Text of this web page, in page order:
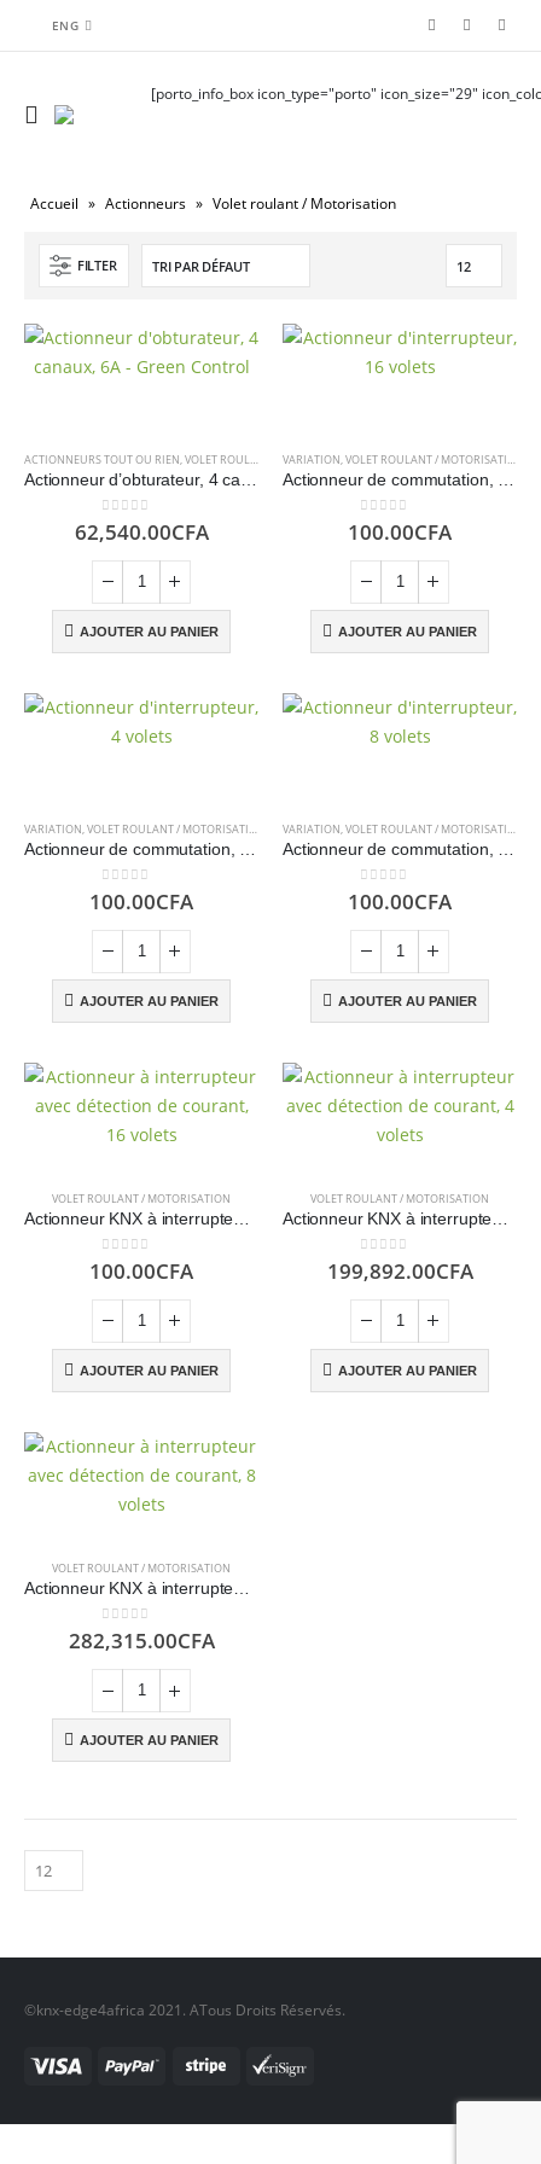
ENG
[porto_info_box icon_type="porto" icon_size="29"
Accueil » Actionneurs » Volet roulant / Motorisation
FILTER
ACTIONNEURS TOUT OU RIEN,VOLET ROULANT / MOTORISATION
0sur 5
62,540.00CFA
AJOUTER AU PANIER
VARIATION,VOLET ROULANT / MOTORISATION
0sur 5
100.00CFA
AJOUTER AU PANIER
VARIATION,VOLET ROULANT / MOTORISATION
0sur 5
100.00CFA
AJOUTER AU PANIER
VARIATION,VOLET ROULANT / MOTORISATION
0sur 5
100.00CFA
AJOUTER AU PANIER
VOLET ROULANT / MOTORISATION
0sur 5
100.00CFA
AJOUTER AU PANIER
VOLET ROULANT / MOTORISATION
0 sur 5
199,892.00CFA
AJOUTER AU PANIER
VOLET ROULANT / MOTORISATION
Actionneur KNX à interrupteur avec détection de courant, 8 volets
0 sur 5
282,315.00CFA
AJOUTER AU PANIER
©knx-edge4africa 2021. ATous Droits Réservés.